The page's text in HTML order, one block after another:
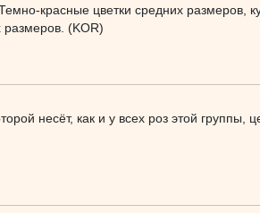
красные цветки средних размеров,
размеров. (KOR)
несёт, как и у всех роз этой группы,